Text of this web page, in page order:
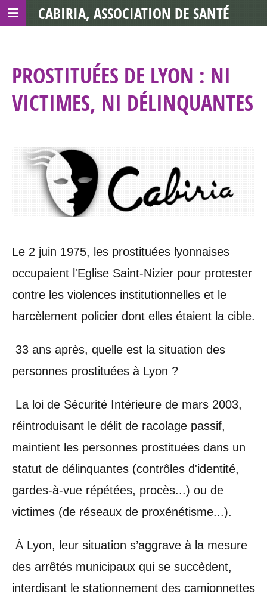
PROSTITUÉES DE LYON : NI
VICTIMES, NI DÉLINQUANTES
Le 2 juin 1975, les prostituées lyonnaises
occupaient l'Eglise Saint-Nizier pour protester
contre les violences institutionnelles et le
harcèlement policier dont elles étaient la cible.
33 ans après, quelle est la situation des
personnes prostituées à Lyon ?
La loi de Sécurité Intérieure de mars 2003,
réintroduisant le délit de racolage passif,
maintient les personnes prostituées dans un
statut de délinquantes (contrôles d'identité,
gardes-à-vue répétées, procès...) ou de
victimes (de réseaux de proxénétisme...).
À Lyon, leur situation s’aggrave à la mesure
des arrêtés municipaux qui se succèdent,
interdisant le stationnement des camionnettes
CABIRIA, ASSOCIATION DE SANTÉ